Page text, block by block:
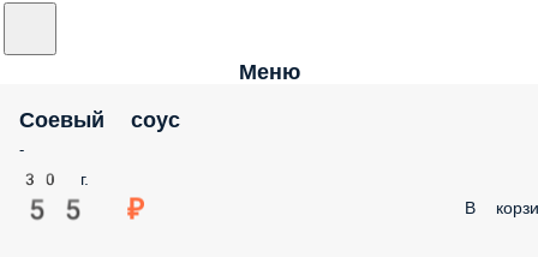
Меню
Соевый соус
-
30 г.
55 ₽ В